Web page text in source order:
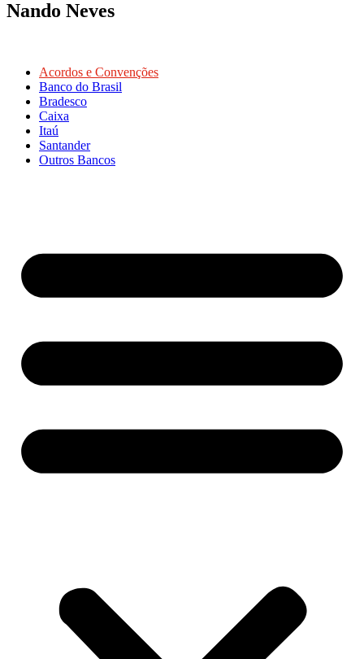
Nando Neves
Acordos e Convenções
Banco do Brasil
Bradesco
Caixa
Itaú
Santander
Outros Bancos